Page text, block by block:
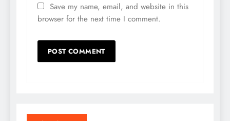
Save my name, email, and website in this
browser for the next time I comment.